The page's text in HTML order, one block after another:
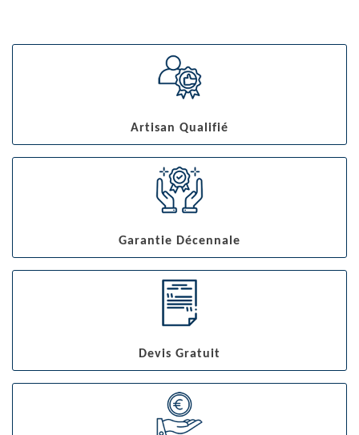
Artisan Qualifié
Garantie Décennale
Devis Gratuit